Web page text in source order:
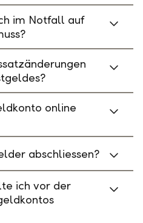
im Notfall auf
online
abschliessen?
ich vor der